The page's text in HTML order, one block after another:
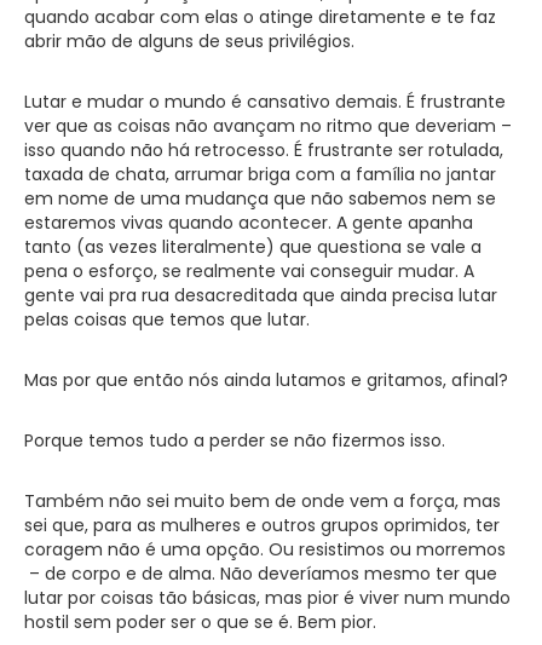
quando acabar com elas o atinge diretamente e te faz
abrir mão de alguns de seus privilégios.
Lutar e mudar o mundo é cansativo demais. É frustrante
ver que as coisas não avançam no ritmo que deveriam –
isso quando não há retrocesso. É frustrante ser rotulada,
taxada de chata, arrumar briga com a família no jantar
em nome de uma mudança que não sabemos nem se
estaremos vivas quando acontecer. A gente apanha
tanto (as vezes literalmente) que questiona se vale a
pena o esforço, se realmente vai conseguir mudar. A
gente vai pra rua desacreditada que ainda precisa lutar
pelas coisas que temos que lutar.
Mas por que então nós ainda lutamos e gritamos, afinal?
Porque temos tudo a perder se não fizermos isso.
Também não sei muito bem de onde vem a força, mas
sei que, para as mulheres e outros grupos oprimidos, ter
coragem não é uma opção. Ou resistimos ou morremos
– de corpo e de alma. Não deveríamos mesmo ter que
lutar por coisas tão básicas, mas pior é viver num mundo
hostil sem poder ser o que se é. Bem pior.